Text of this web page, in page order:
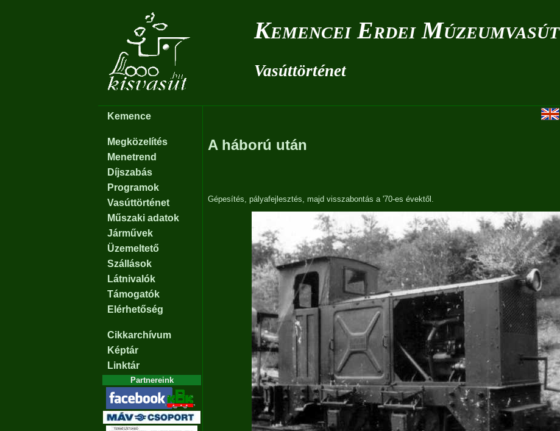
Kemencei Erdei Múzeumvasút
Vasúttörténet
Kemence
Megközelítés
Menetrend
Díjszabás
Programok
Vasúttörténet
Műszaki adatok
Járművek
Üzemeltető
Szállások
Látnivalók
Támogatók
Elérhetőség
Cikkarchívum
Képtár
Linktár
Partnereink
A háború után
Gépesítés, pályafejlesztés, majd visszabontás a '70-es évektől.